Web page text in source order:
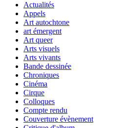
Actualités
Appels
Art autochtone
art émergent
Art queer
Arts visuels
Arts vivants
Bande dessinée
Chroniques
Cinéma
Cirque
Colloques
Compte rendu
Couverture évènement